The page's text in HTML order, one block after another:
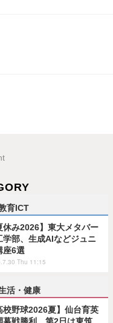
育ICT
休み2026】東大メタバー
学部、生成AIなどジュニ
座6選
Thu 11:15
活・健康
校野球2026夏】仙台育英
幕戦勝利、第2日は東筑